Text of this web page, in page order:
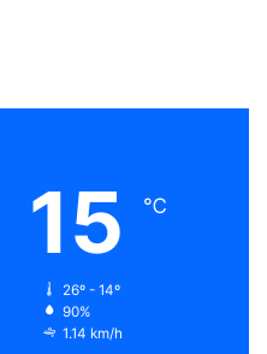
15 ℃
26º - 14º
90%
1.14 km/h